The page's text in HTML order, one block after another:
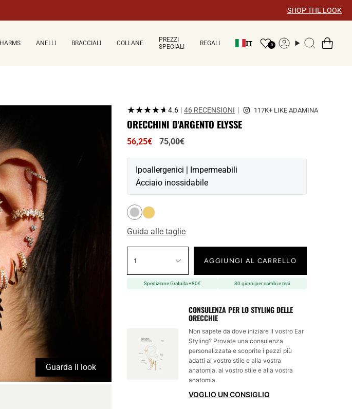
SHOP THE LOOK
ANELLI BRACCIALI COLLANE
PREZZI
SPECIALI
REGALI IT 0 Account
Ricerca
Guarda il look
×
★★★★★
★★★★★4.6 | 46 RECENSIONI
ORECCHINI D'ARGENTO ELYSSE
56,25€
Prezzo
75,00€
Ipoallergenici | Impermeabili
Acciaio inossidabile
Guida alle taglie
1 AGGIUNGI AL CARRELLO
Spedizione Gratuita +80€ 30 giorni per cambi e resi
CONSULENZA PER LO STYLING DELLE
ORECCHIE
Non sapete da dove iniziare il vostro Ear
Styling? Provate una consulenza
personalizzata e scoprite i pezzi più
adatti al vostro stile e alla vostra
anatomia. al vostro stile e alla vostra
anatomia.
VOGLIO UN CONSIGLIO